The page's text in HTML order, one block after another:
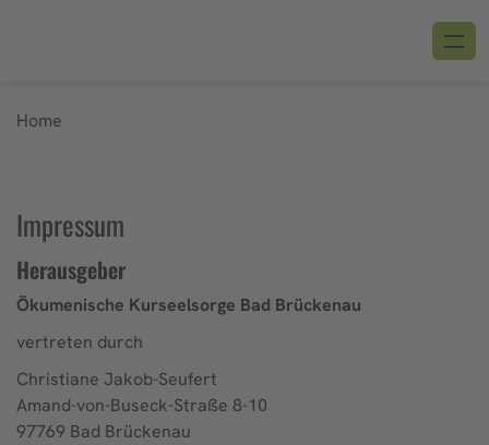
Home
Impressum
Herausgeber
Ökumenische Kurseelsorge Bad Brückenau
vertreten durch
Christiane Jakob-Seufert
Amand-von-Buseck-Straße 8-10
97769 Bad Brückenau